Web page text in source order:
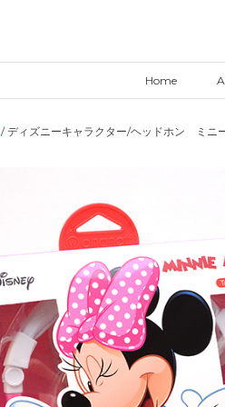
Home
/ ディズニーキャラクター/ヘッドホン ミニ